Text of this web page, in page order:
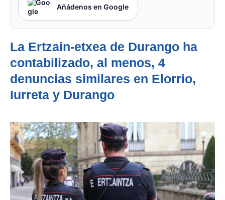
Añádenos en Google
La Ertzain-etxea de Durango ha
contabilizado, al menos, 4
denuncias similares en Elorrio,
Iurreta y Durango